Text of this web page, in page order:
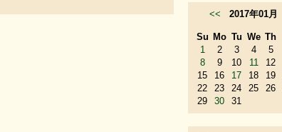
<< 2017年01月
Su Mo Tu We Th
1
2 3 4 5
8
9 10 11 12
15
16 17 18 19
22
23 24 25 26
29
30 31